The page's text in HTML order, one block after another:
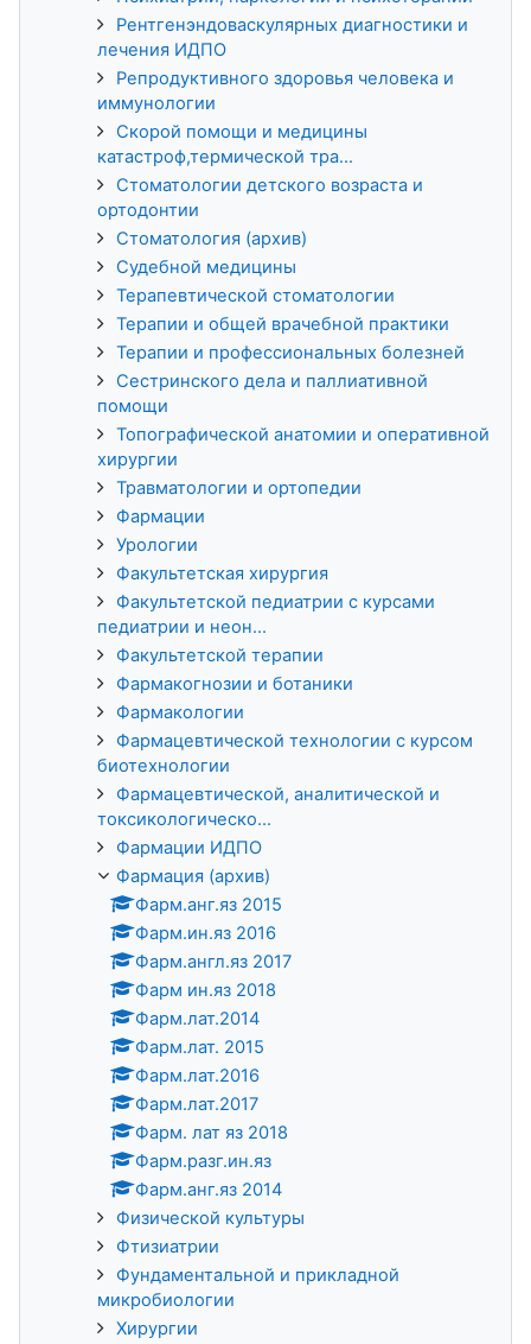
Рентгенэндоваскулярных диагностики и
лечения ИДПО
Репродуктивного здоровья человека и
иммунологии
Скорой помощи и медицины
катастроф,термической тра...
Стоматологии детского возраста и
ортодонтии
Стоматология (архив)
Судебной медицины
Терапевтической стоматологии
Терапии и общей врачебной практики
Терапии и профессиональных болезней
Сестринского дела и паллиативной
помощи
Топографической анатомии и оперативной
хирургии
Травматологии и ортопедии
Фармации
Урологии
Факультетская хирургия
Факультетской педиатрии с курсами
педиатрии и неон...
Факультетской терапии
Фармакогнозии и ботаники
Фармакологии
Фармацевтической технологии с курсом
биотехнологии
Фармацевтической, аналитической и
токсикологическо...
Фармации ИДПО
Фармация (архив)
Фарм.анг.яз 2015
Фарм.ин.яз 2016
Фарм.англ.яз 2017
Фарм ин.яз 2018
Фарм.лат.2014
Фарм.лат. 2015
Фарм.лат.2016
Фарм.лат.2017
Фарм. лат яз 2018
Фарм.разг.ин.яз
Фарм.анг.яз 2014
Физической культуры
Фтизиатрии
Фундаментальной и прикладной
микробиологии
Хирургии